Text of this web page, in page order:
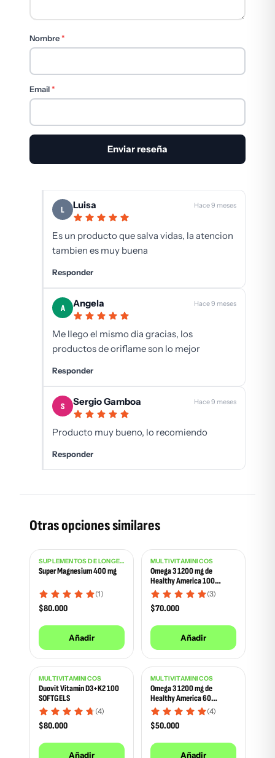
Nombre*
Email*
L Luisa Hace 9 meses
Es un producto que salva vidas, la atencion
tambien es muy buena
Responder
A Angela Hace 9 meses
Me llego el mismo dia gracias, los
productos de oriflame son lo mejor
Responder
S Sergio Gamboa Hace 9 meses
Producto muy bueno, lo recomiendo
Responder
Otras opciones similares
SUPLEMENTOS DE LONGEVIDAD
Super Magnesium 400 mg
(1)
$80.000
Añadir
MULTIVITAMÍNICOS
Omega 3 1200 mg de
Healthy America 100
softgels
(3)
$70.000
Añadir
MULTIVITAMÍNICOS
Duovit Vitamin D3+K2 100
SOFTGELS
(4)
$80.000
Añadir
MULTIVITAMÍNICOS
Omega 3 1200 mg de
Healthy America 60
softgels
(4)
$50.000
Añadir